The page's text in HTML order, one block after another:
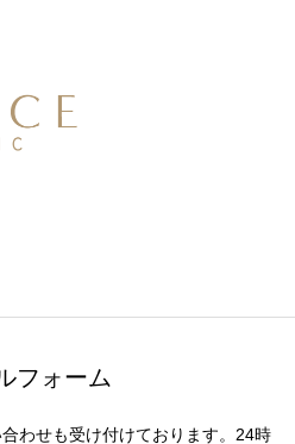
フォーム
わせも受け付けております。24時